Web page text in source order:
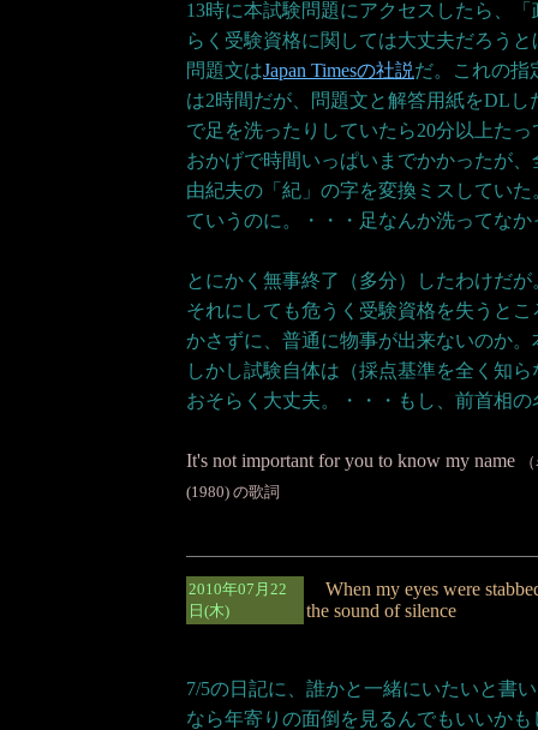
13時に本試験問題にアクセスしたら、
らく受験資格に関しては大丈夫だろう
問題文はJapan Timesの社説だ。これの指
は2時間だが、問題文と解答用紙をDL
で足を洗ったりしていたら20分以上た
おかげで時間いっぱいまでかかったが
由紀夫の「紀」の字を変換ミスしてい
ていうのに。・・・足なんか洗ってな
とにかく無事終了（多分）したわけだが
それにしても危うく受験資格を失うと
かさずに、普通に物事が出来ないのか
しかし試験自体は（採点基準を全く知
おそらく大丈夫。・・・もし、前首相
It's not important for you to know my name
(1980) の歌詞
2010年07月22
日(木)
When my eyes were
the sound of silence
7/5の日記に、誰かと一緒にいたいと書
なら年寄りの面倒を見るんでもいいか